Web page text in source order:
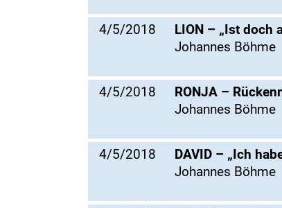
4/5/2018
LION – „Ist doch
Johannes Böhme
4/5/2018
RONJA –
Johannes Böhme
4/5/2018
DAVID – „Ich
Johannes Böhme